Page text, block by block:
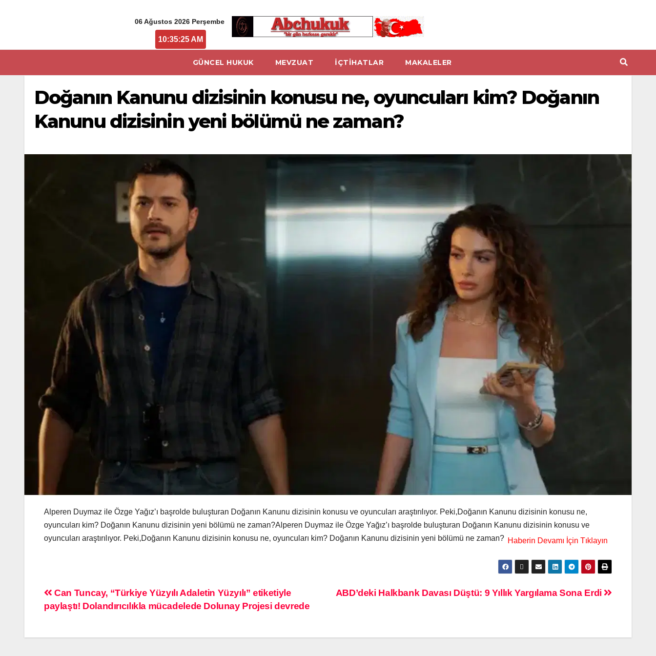
06 Ağustos 2026 Perşembe
10:35:26 AM
GÜNCEL HUKUK MEVZUAT İÇTİHATLAR MAKALELER
Doğanın Kanunu dizisinin konusu ne, oyuncuları kim? Doğanın
Kanunu dizisinin yeni bölümü ne zaman?
Alperen Duymaz ile Özge Yağız’ı başrolde buluşturan Doğanın Kanunu dizisinin konusu ve oyuncuları araştırılıyor. Peki,Doğanın Kanunu dizisinin konusu ne,
oyuncuları kim? Doğanın Kanunu dizisinin yeni bölümü ne zaman?Alperen Duymaz ile Özge Yağız’ı başrolde buluşturan Doğanın Kanunu dizisinin konusu ve
oyuncuları araştırılıyor. Peki,Doğanın Kanunu dizisinin konusu ne, oyuncuları kim? Doğanın Kanunu dizisinin yeni bölümü ne zaman?
ABD’deki Halkbank Davası Düştü: 9 Yıllık Yargılama Sona Erdi
Can Tuncay, “Türkiye Yüzyılı Adaletin Yüzyılı” etiketiyle
paylaştı! Dolandırıcılıkla mücadelede Dolunay Projesi devrede